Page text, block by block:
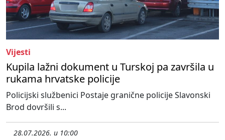
Vijesti
Kupila lažni dokument u Turskoj pa završila u
rukama hrvatske policije
Policijski službenici Postaje granične policije Slavonski
Brod dovršili s...
28.07.2026. u 10:00